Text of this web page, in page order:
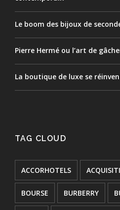
Le boom des bijoux de
Pierre Hermé ou l’art de
La boutique de luxe se
TAG CLOUD
ACCORHOTELS
BOURSE BURBERRY